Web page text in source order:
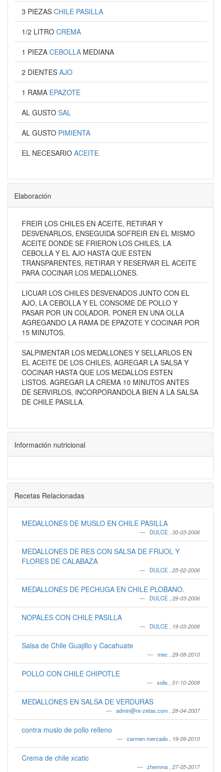
3 PIEZAS CHILE PASILLA
1/2 LITRO CREMA
1 PIEZA CEBOLLA MEDIANA
2 DIENTES AJO
1 RAMA EPAZOTE
AL GUSTO SAL
AL GUSTO PIMIENTA
EL NECESARIO ACEITE
Elaboración
FREIR LOS CHILES EN ACEITE, RETIRAR Y
DESVENARLOS, ENSEGUIDA SOFREIR EN EL MISMO
ACEITE DONDE SE FRIERON LOS CHILES, LA
CEBOLLA Y EL AJO HASTA QUE ESTEN
TRANSPARENTES, RETIRAR Y RESERVAR EL ACEITE
PARA COCINAR LOS MEDALLONES.
LICUAR LOS CHILES DESVENADOS JUNTO CON EL
AJO, LA CEBOLLA Y EL CONSOME DE POLLO Y
PASAR POR UN COLADOR. PONER EN UNA OLLA
AGREGANDO LA RAMA DE EPAZOTE Y COCINAR POR
15 MINUTOS.
SALPIMENTAR LOS MEDALLONES Y SELLARLOS EN
EL ACEITE DE LOS CHILES, AGREGAR LA SALSA Y
COCINAR HASTA QUE LOS MEDALLOS ESTEN
LISTOS. AGREGAR LA CREMA 10 MINUTOS ANTES
DE SERVIRLOS, INCORPORANDOLA BIEN A LA SALSA
DE CHILE PASILLA.
Información nutricional
Recetas Relacionadas
MEDALLONES DE MUSLO EN CHILE PASILLA
DULCE 30-03-2006
MEDALLONES DE RES CON SALSA DE FRIJOL Y
FLORES DE CALABAZA
DULCE 25-02-2006
MEDALLONES DE PECHUGA EN CHILE PLOBANO.
DULCE 29-03-2006
NOPALES CON CHILE PASILLA
DULCE 19-03-2006
Salsa de Chile Guajillo y Cacahuate
mec 29-08-2010
POLLO CON CHILE CHIPOTLE
solis 01-10-2008
MEDALLONES EN SALSA DE VERDURAS
admin@re-zetas.com 28-04-2007
contra muslo de pollo relleno
carmen mercado 19-09-2010
Crema de chile xcatic
zhemma 27-05-2017